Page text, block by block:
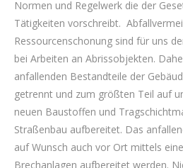
Normen und Regelwerk die der
Tätigkeiten vorschreibt.
Ressourcenschonung sind für uns
bei Arbeiten an Abrissobjekten.
anfallenden Bestandteile der
getrennt und zum größten Teil auf
neuen Baustoffen und
Straßenbau aufbereitet. Das
auf Wunsch auch vor Ort mittels
Brechanlagen aufbereitet werden.